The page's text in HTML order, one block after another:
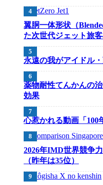
翼胴一体形状（
た次世代ジェット旅
永遠の我がアイドル
薬物耐性てんかんの
効果
心惹かれる動画「100
2026年IMD世界競争
（昨年は35位）